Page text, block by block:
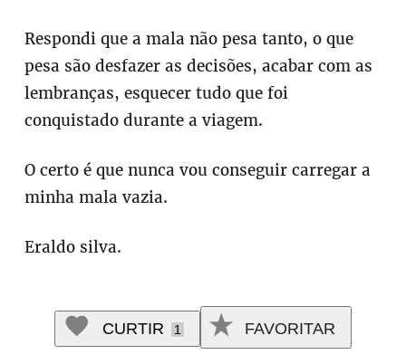
Respondi que a mala não pesa tanto, o que
pesa são desfazer as decisões, acabar com as
lembranças, esquecer tudo que foi
conquistado durante a viagem.
O certo é que nunca vou conseguir carregar a
minha mala vazia.
Eraldo silva.
CURTIR 1 FAVORITAR